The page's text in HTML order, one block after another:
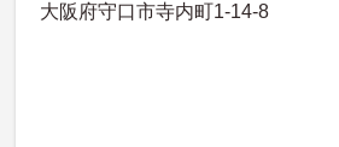
大阪府守口市寺内町1-14-8